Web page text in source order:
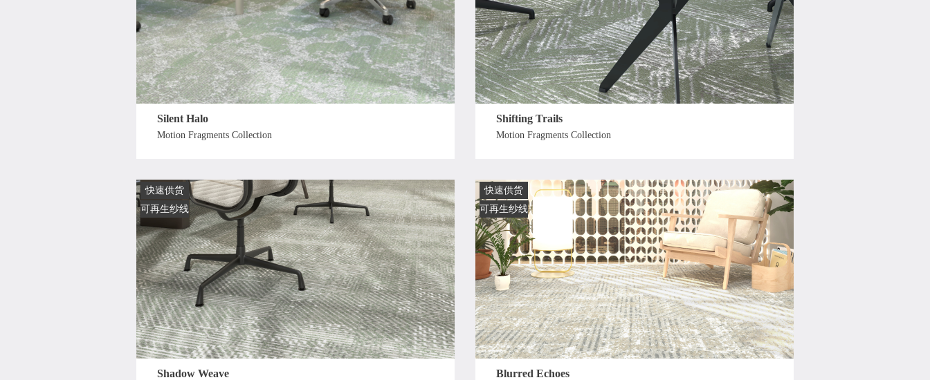
Silent Halo
Motion Fragments Collection
Shifting Trails
Motion Fragments Collection
快速供货
可再生纱线
Shadow Weave
快速供货
可再生纱线
Blurred Echoes